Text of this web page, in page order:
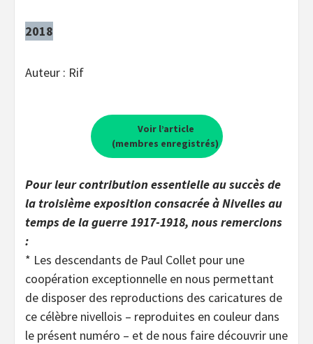
2018
Auteur : Rif
Voir l’article
(membres enregistrés)
Pour leur contribution essentielle au succès de
la troisième exposition consacrée à Nivelles au
temps de la guerre 1917-1918, nous remercions
:
* Les descendants de Paul Collet pour une
coopération exceptionnelle en nous permettant
de disposer des reproductions des caricatures de
ce célèbre nivellois – reproduites en couleur dans
le présent numéro – et de nous faire découvrir une